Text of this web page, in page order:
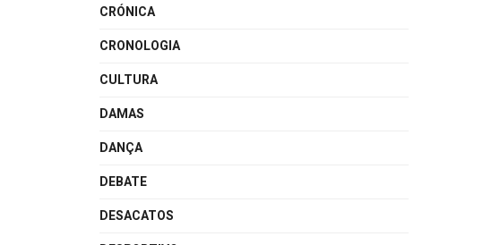
CRÓNICA
CRONOLOGIA
CULTURA
DAMAS
DANÇA
DEBATE
DESACATOS